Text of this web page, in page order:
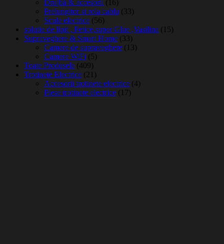
Drujbă & accesorii (16)
Prelungitor si rola cablu (33)
Scule electrice (56)
solutie de lipit , Petice,super Glue ,Vasilina (15)
Supraveghere & Smart Home (33)
Camere de supraveghere (13)
Camere WiFi (5)
Toate Produsele (409)
Trotinete Electrice (21)
Accesorii trotinete electrice (4)
Piese trotinete electrice (17)